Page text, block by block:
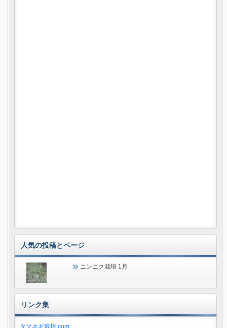
人気の投稿とページ
ニンニク栽培 1月
リンク集
タマネギ栽培.com